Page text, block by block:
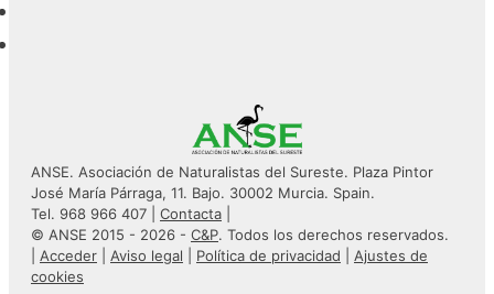
ANSE. Asociación de Naturalistas del Sureste. Plaza Pintor
José María Párraga, 11. Bajo. 30002 Murcia. Spain.
Tel. 968 966 407 | Contacta
© ANSE 2015 - 2026 - C&P. Todos los derechos reservados.
Acceder Aviso legal Política de privacidad
Ajustes de
cookies